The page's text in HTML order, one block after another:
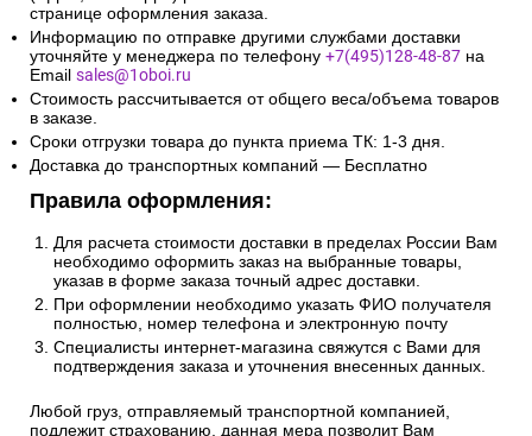
странице оформления заказа.
Информацию по отправке другими службами доставки
уточняйте у менеджера по телефону +7(495)128-48-87 на
Email sales@1oboi.ru
Стоимость рассчитывается от общего веса/объема товаров
в заказе.
Сроки отгрузки товара до пункта приема ТК: 1-3 дня.
Доставка до транспортных компаний — Бесплатно
Правила оформления:
Для расчета стоимости доставки в пределах России Вам
необходимо оформить заказ на выбранные товары,
указав в форме заказа точный адрес доставки.
При оформлении необходимо указать ФИО получателя
полностью, номер телефона и электронную почту
Специалисты интернет-магазина свяжутся с Вами для
подтверждения заказа и уточнения внесенных данных.
Любой груз, отправляемый транспортной компанией,
подлежит страхованию, данная мера позволит Вам